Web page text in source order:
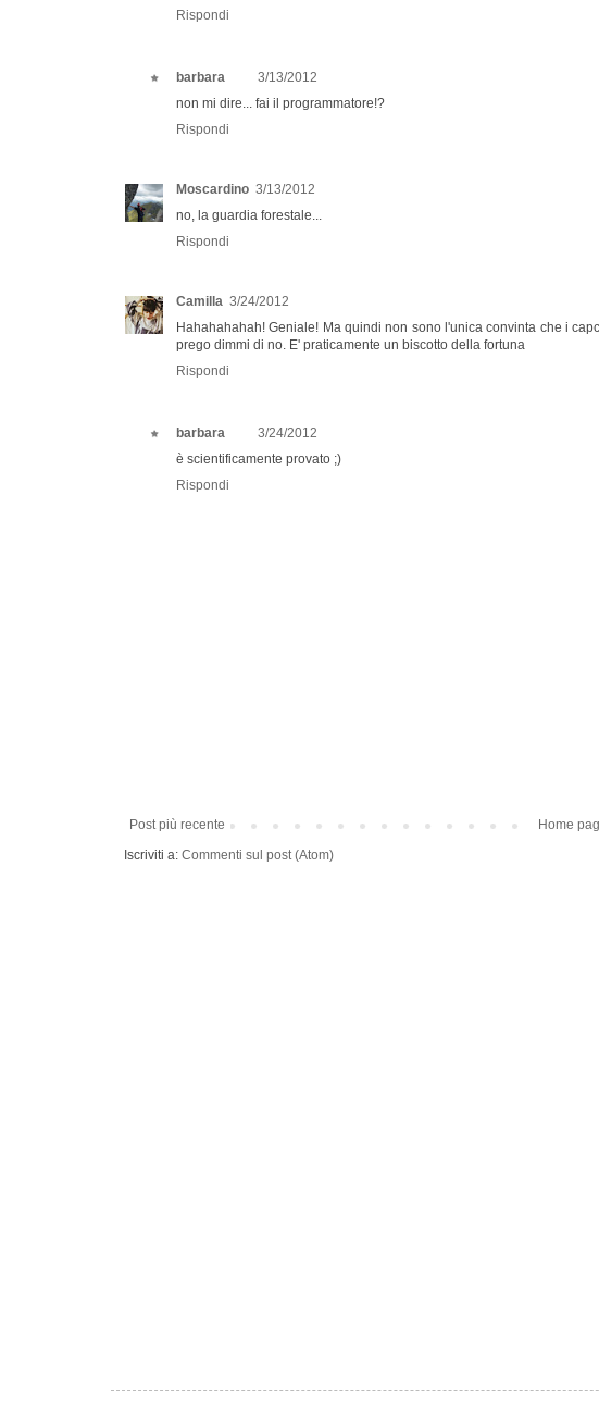
Rispondi
barbara
3/13/2012
non mi dire... fai il programmatore!?
Rispondi
Moscardino 3/13/2012
no, la guardia forestale...
Rispondi
Camilla 3/24/2012
Hahahahahah! Geniale! Ma quindi non sono l'unica convinta che i
prego dimmi di no. E' praticamente un biscotto della fortuna
Rispondi
barbara
3/24/2012
è scientificamente provato ;)
Rispondi
Post più recente
Home
Iscriviti a: Commenti sul post (Atom)